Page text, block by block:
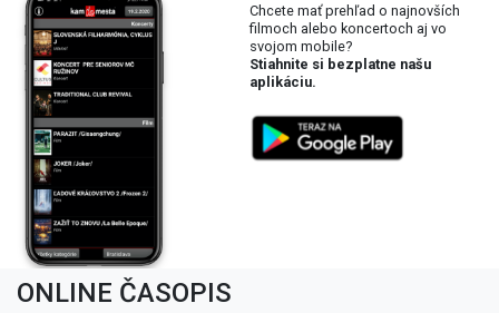
Chcete mať prehľad o najnovších
filmoch alebo koncertoch aj vo
svojom mobile?
Stiahnite si bezplatne našu
aplikáciu.
ONLINE ČASOPIS